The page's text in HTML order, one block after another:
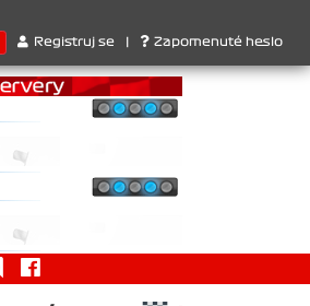
Williams , 3. RedBull ..... SprintCup
Registruj se Zapomenuté heslo